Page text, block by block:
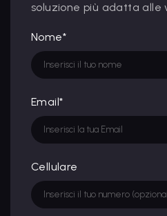
soluzione più adatta alle
Nome*
Email*
Cellulare